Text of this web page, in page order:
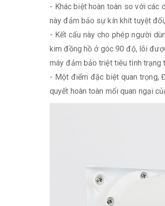
- Khác biệt hoàn toàn so với các
này đảm bảo sự kín khít tuyệt
- Kết cấu này cho phép người
kim đồng hồ ở góc 90 độ, lõi
máy đảm bảo triệt tiêu tình trạng
- Một điểm đặc biệt quan trọng,
quyết hoàn toàn mối quan ngại